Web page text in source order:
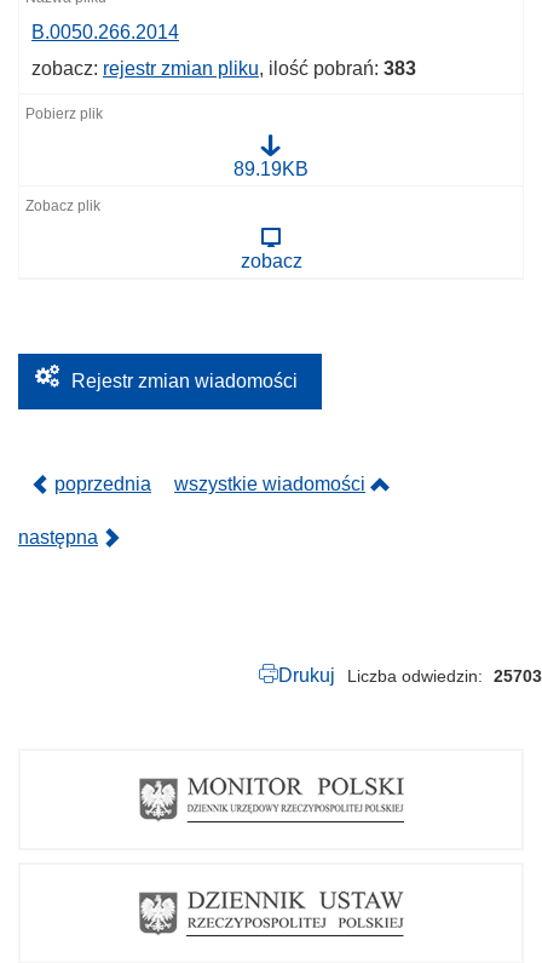
B.0050.266.2014
zobacz: rejestr zmian pliku, ilość pobrań: 383
0
2
89.19KB
zobacz
Rejestr zmian wiadomości
poprzednia wszystkie wiadomości
następna
Drukuj Liczba odwiedzin 25703